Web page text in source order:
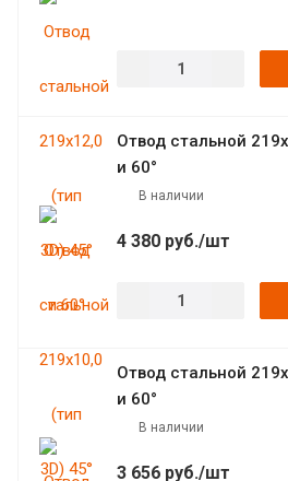
Отвод стальной
и 60°
В наличии
4 380 руб./шт
Отвод стальной
и 60°
В наличии
3 656 руб./шт